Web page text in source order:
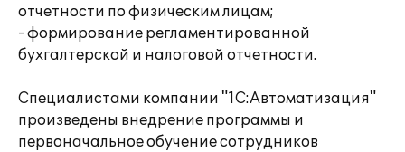
отчетности по физическим лицам;
- формирование регламентированной
бухгалтерской и налоговой отчетности.
Специалистами компании "1С:Автоматизация"
произведены внедрение программы и
первоначальное обучение сотрудников